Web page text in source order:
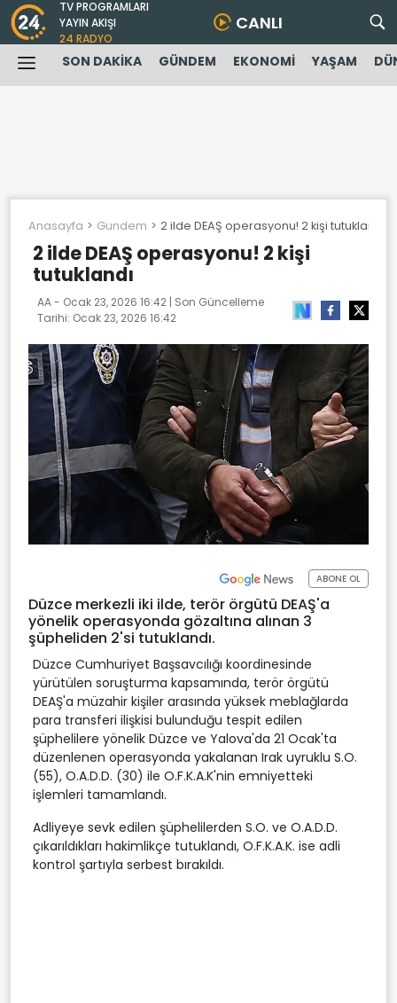
TV PROGRAMLARI
YAYIN AKIŞI
24 RADYO
CANLI
SON DAKİKA GÜNDEM EKONOMİ YAŞAM
Anasayfa Gundem 2 ilde DEAŞ operasyonu! 2 kişi tutuklandı
2 ilde DEAŞ operasyonu! 2 kişi
tutuklandı
AA - Ocak 23, 2026 16:42 | Son Güncelleme
Tarihi: Ocak 23, 2026 16:42
ABONE OL
Düzce merkezli iki ilde, terör örgütü DEAŞ'a
yönelik operasyonda gözaltına alınan 3
şüpheliden 2'si tutuklandı.
Düzce Cumhuriyet Başsavcılığı koordinesinde
yürütülen soruşturma kapsamında, terör örgütü
DEAŞ'a müzahir kişiler arasında yüksek meblağlarda
para transferi ilişkisi bulunduğu tespit edilen
şüphelilere yönelik Düzce ve Yalova'da 21 Ocak'ta
düzenlenen operasyonda yakalanan Irak uyruklu S.O.
(55), O.A.D.D. (30) ile O.F.K.A.K'nin emniyetteki
işlemleri tamamlandı.
Adliyeye sevk edilen şüphelilerden S.O. ve O.A.D.D.
çıkarıldıkları hakimlikçe tutuklandı, O.F.K.A.K. ise adli
kontrol şartıyla serbest bırakıldı.